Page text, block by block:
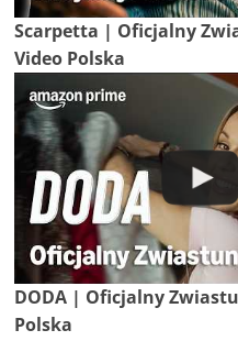
Scarpetta | Oficjalny
Video Polska
DODA | Oficjalny
Polska